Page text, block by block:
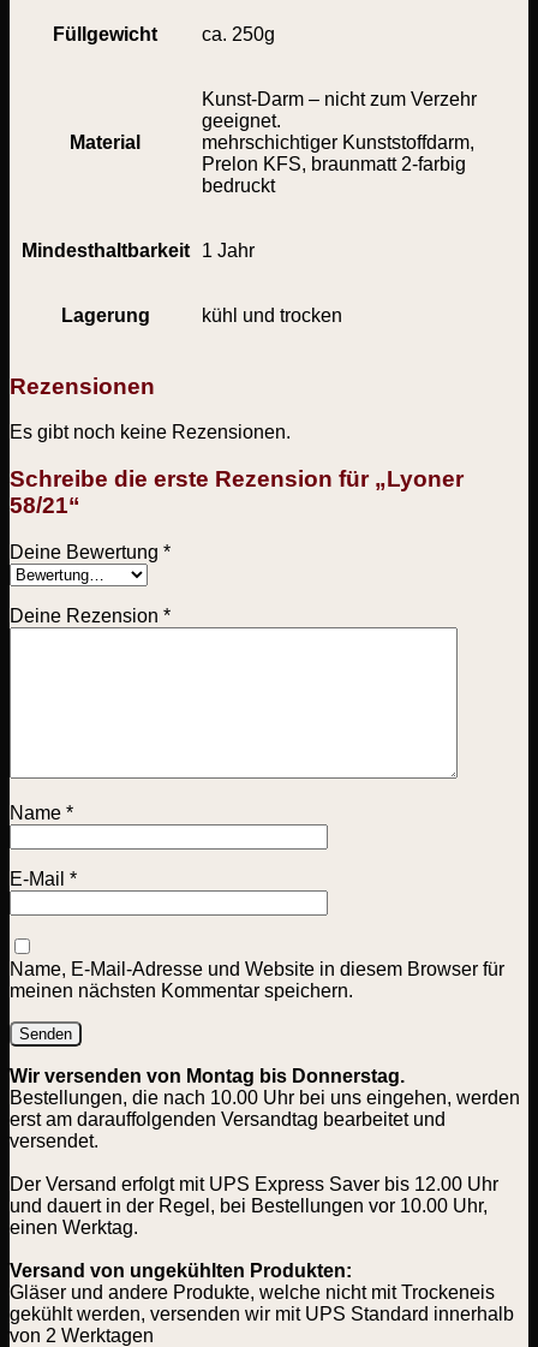
Füllgewicht ca. 250g
Material
Kunst-Darm – nicht zum Verzehr
geeignet.
mehrschichtiger Kunststoffdarm,
Prelon KFS, braunmatt 2-farbig
bedruckt
Mindesthaltbarkeit 1 Jahr
Lagerung kühl und trocken
Rezensionen
Es gibt noch keine Rezensionen.
Schreibe die erste Rezension für „Lyoner
58/21“
Deine Bewertung *
Deine Rezension *
Name *
E-Mail *
Name, E-Mail-Adresse und Website in diesem Browser für
meinen nächsten Kommentar speichern.
Wir versenden von Montag bis Donnerstag.
Bestellungen, die nach 10.00 Uhr bei uns eingehen, werden
erst am darauffolgenden Versandtag bearbeitet und
versendet.
Der Versand erfolgt mit UPS Express Saver bis 12.00 Uhr
und dauert in der Regel, bei Bestellungen vor 10.00 Uhr,
einen Werktag.
Versand von ungekühlten Produkten:
Gläser und andere Produkte, welche nicht mit Trockeneis
gekühlt werden, versenden wir mit UPS Standard innerhalb
von 2 Werktagen